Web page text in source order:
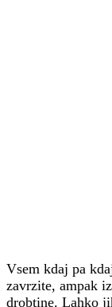
Vsem kdaj pa
zavrzite, ampak
drobtine. Lahko